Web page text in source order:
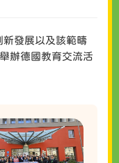
新發展以及該範疇
辦德國教育交流活